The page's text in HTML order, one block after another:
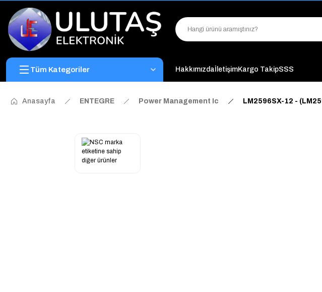
"Binlerce Ürün
"Toptan Fiyatına
Tüm Kategoriler HakkımızdaİletişimKargo TakipSSS
Anasayfa ENTEGRE Power Management Ic LM2596SX-12 -